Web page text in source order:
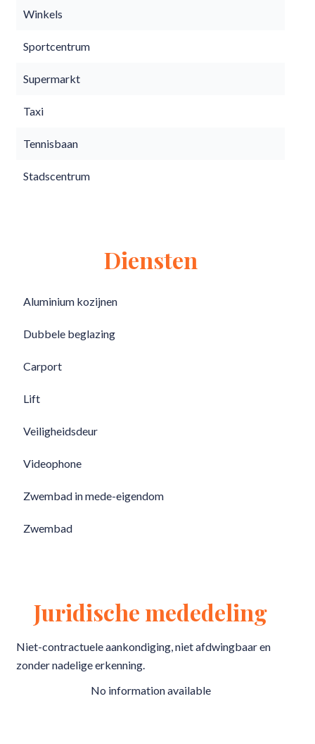
Winkels
Sportcentrum
Supermarkt
Taxi
Tennisbaan
Stadscentrum
Diensten
Aluminium kozijnen
Dubbele beglazing
Carport
Lift
Veiligheidsdeur
Videophone
Zwembad in mede-eigendom
Zwembad
Juridische mededeling
Niet-contractuele aankondiging, niet afdwingbaar en
zonder nadelige erkenning.
No information available